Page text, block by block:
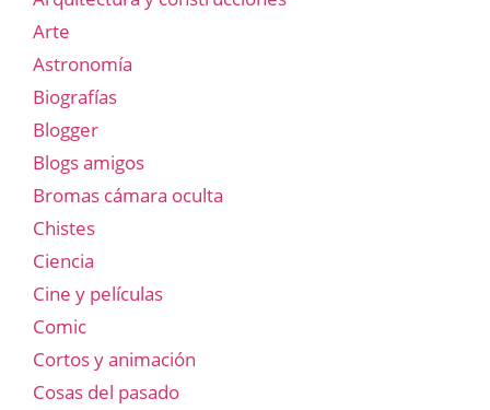
Arte
Astronomía
Biografías
Blogger
Blogs amigos
Bromas cámara oculta
Chistes
Ciencia
Cine y películas
Comic
Cortos y animación
Cosas del pasado